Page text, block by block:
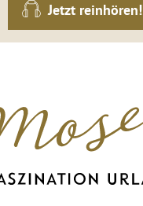
Jetzt reinhören!